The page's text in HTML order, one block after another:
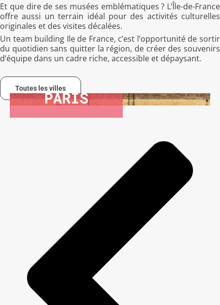
Et que dire de ses musées emblématiques ? L’Île-de-France
offre aussi un terrain idéal pour des activités culturelles
originales et des visites décalées.
Un team building Ile de France, c’est l’opportunité de sortir
du quotidien sans quitter la région, de créer des souvenirs
d’équipe dans un cadre riche, accessible et dépaysant.
Toutes les villesPARIS